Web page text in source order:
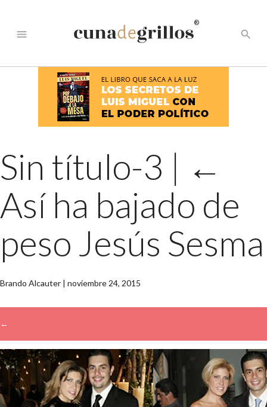
menu
®
search
Sin título-3 | ←
Así ha bajado de
peso Jesús Sesma
Brando Alcauter | noviembre 24, 2015
←
→